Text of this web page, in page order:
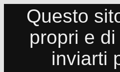
Questo
propri e
inviarti